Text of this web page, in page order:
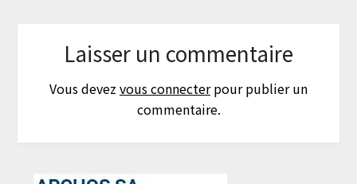
Laisser un commentaire
Vous devez vous connecterpour publier un
commentaire.